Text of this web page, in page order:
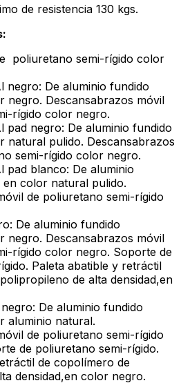
de resistencia 130 kgs.
poliuretano semi-rígido color
negro: De aluminio fundido
negro. Descansabrazos móvil
rígido color negro.
pad negro: De aluminio fundido
natural pulido. Descansabrazos
semi-rígido color negro.
pad blanco: De aluminio
color natural pulido.
de poliuretano semi-rígido
De aluminio fundido
negro. Descansabrazos móvil
rígido color negro. Soporte de
Paleta abatible y retráctil
de alta densidad,en
De aluminio fundido
aluminio natural.
de poliuretano semi-rígido
de poliuretano semi-rígido.
de copolímero de
densidad,en color negro.